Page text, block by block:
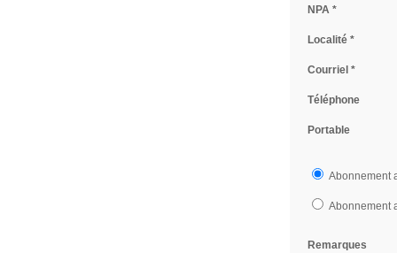
NPA *
Localité *
Courriel *
Téléphone
Portable
Abonnement
Abonnement
Remarques